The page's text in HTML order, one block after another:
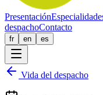
Presentación
despachoContacto
fr en es
Vida del despacho